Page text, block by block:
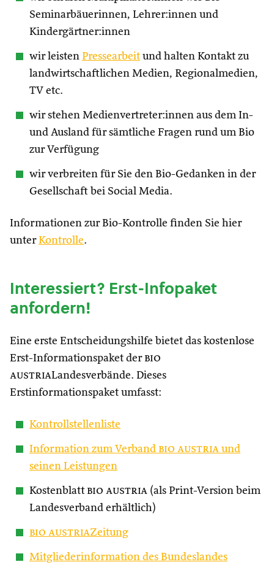
Seminarbäuerinnen, Lehrer:innen und
Kindergärtner:innen
wir leisten Pressearbeit und halten Kontakt zu
landwirtschaftlichen Medien, Regionalmedien,
TV etc.
wir stehen Medienvertreter:innen aus dem In-
und Ausland für sämtliche Fragen rund um Bio
zur Verfügung
wir verbreiten für Sie den Bio-Gedanken in der
Gesellschaft bei Social Media.
Informationen zur Bio-Kontrolle finden Sie hier
unterKontrolle.
Interessiert? Erst-Infopaket
anfordern!
Eine erste Entscheidungshilfe bietet das kostenlose
Erst-Informationspaket der bio
austriaLandesverbände. Dieses
Erstinformationspaket umfasst:
Kontrollstellenliste
Information zum Verband bio austria und
seinen Leistungen
Kostenblatt bio austria (als Print-Version beim
Landesverband erhältlich)
bio austriaZeitung
Mitgliederinformation des Bundeslandes